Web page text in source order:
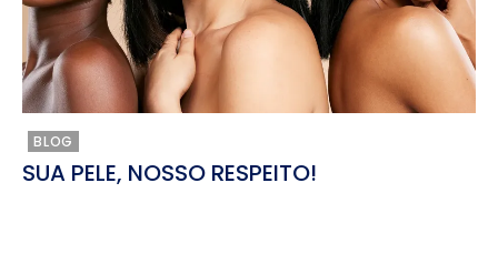
BLOG
SUA PELE, NOSSO RESPEITO!